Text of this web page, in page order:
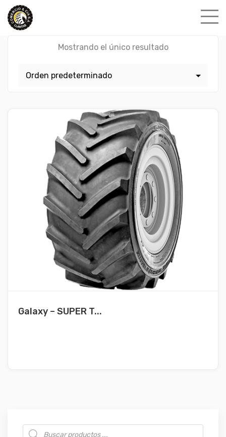
Skip
content
Mostrando el único resultado
Búsqueda de productos
Galaxy – SUPER T...